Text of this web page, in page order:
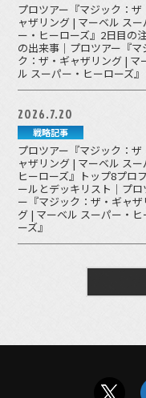
プロツアー『マジック：ザ
ャザリング | マーベル スー
ー・ヒーローズ』2日目の
の出来事｜プロツアー『マ
ク：ザ・ギャザリング | マ
ル スーパー・ヒーローズ』
2026.7.20
戦略記事
プロツアー『マジック：ザ
ャザリング | マーベル スー
ヒーローズ』トップ8プロ
ールとデッキリスト｜プロ
ー『マジック：ザ・ギャザ
グ | マーベル スーパー・ヒ
ーズ』